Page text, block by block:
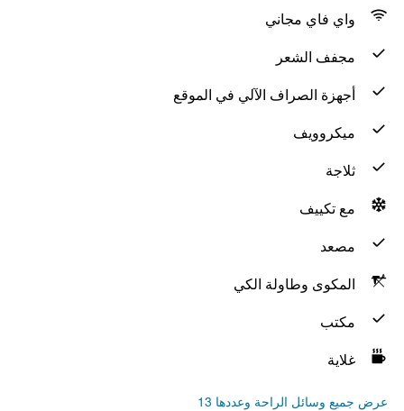
واي فاي مجاني
مجفف الشعر
أجهزة الصراف الآلي في الموقع
ميكروويف
ثلاجة
مع تكييف
مصعد
المكوى وطاولة الكي
مكتب
غلاية
عرض جميع وسائل الراحة وعددها 13